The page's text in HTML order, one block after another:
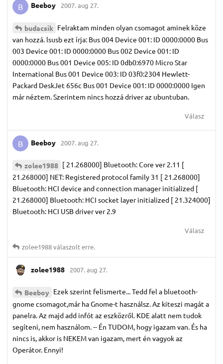
B Beeboy 2007. aug 27.
budacsik Felraktam minden olyan csomagot aminek köze
van hozzá. lsusb ezt írja: Bus 004 Device 001: ID 0000:0000 Bus
003 Device 001: ID 0000:0000 Bus 002 Device 001: ID
0000:0000 Bus 001 Device 005: ID 0db0:6970 Micro Star
International Bus 001 Device 003: ID 03f0:2304 Hewlett-
Packard DeskJet 656c Bus 001 Device 001: ID 0000:0000 Igen
már néztem. Szerintem nincs hozzá driver az ubuntuban.
Válasz
B Beeboy 2007. aug 27.
zolee1988 [ 21.268000] Bluetooth: Core ver 2.11 [
21.268000] NET: Registered protocol family 31 [ 21.268000]
Bluetooth: HCI device and connection manager initialized [
21.268000] Bluetooth: HCI socket layer initialized [ 21.324000]
Bluetooth: HCI USB driver ver 2.9
Válasz
zolee1988válaszolt erre.
zolee1988 2007. aug 27.
Beeboy Ezek szerint felismerte... Tedd fel a bluetooth-
gnome csomagot,már ha Gnome-t használsz. Az kiteszi magát a
panelra. Az majd add infót az eszközről. KDE alatt nem tudok
segíteni, nem használom. -- Én TUDOM, hogy igazam van. És ha
nincs is, akkor is NEKEM van igazam, mert én vagyok az
Operátor. Ennyi!